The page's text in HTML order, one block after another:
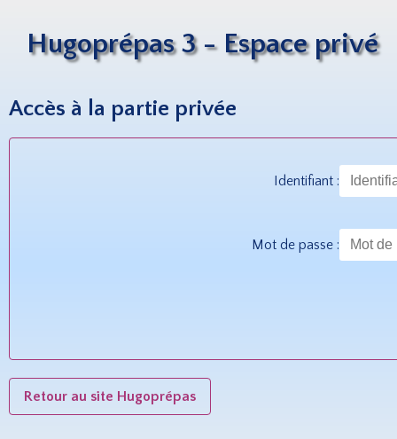
Hugoprépas 3 - Espace privé
Accès à la partie privée
Identifiant :
Mot de passe :
Retour au site Hugoprépas